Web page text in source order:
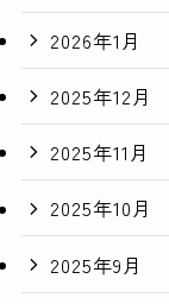
2026年1月
2025年12月
2025年11月
2025年10月
2025年9月